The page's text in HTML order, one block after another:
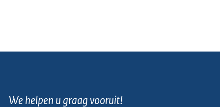
We helpen u graag vooruit!